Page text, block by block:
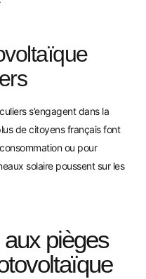
s’engagent dans la
de citoyens français font
ou pour
solaire poussent sur les
pièges